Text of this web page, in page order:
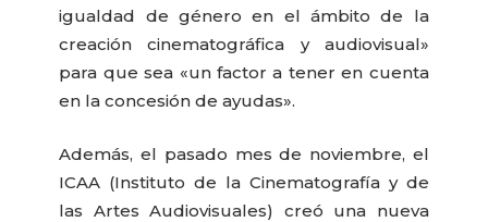
igualdad de género en el ámbito de la
creación cinematográfica y audiovisual»
para que sea «un factor a tener en cuenta
en la concesión de ayudas».
Además, el pasado mes de noviembre, el
ICAA (Instituto de la Cinematografía y de
las Artes Audiovisuales) creó una nueva